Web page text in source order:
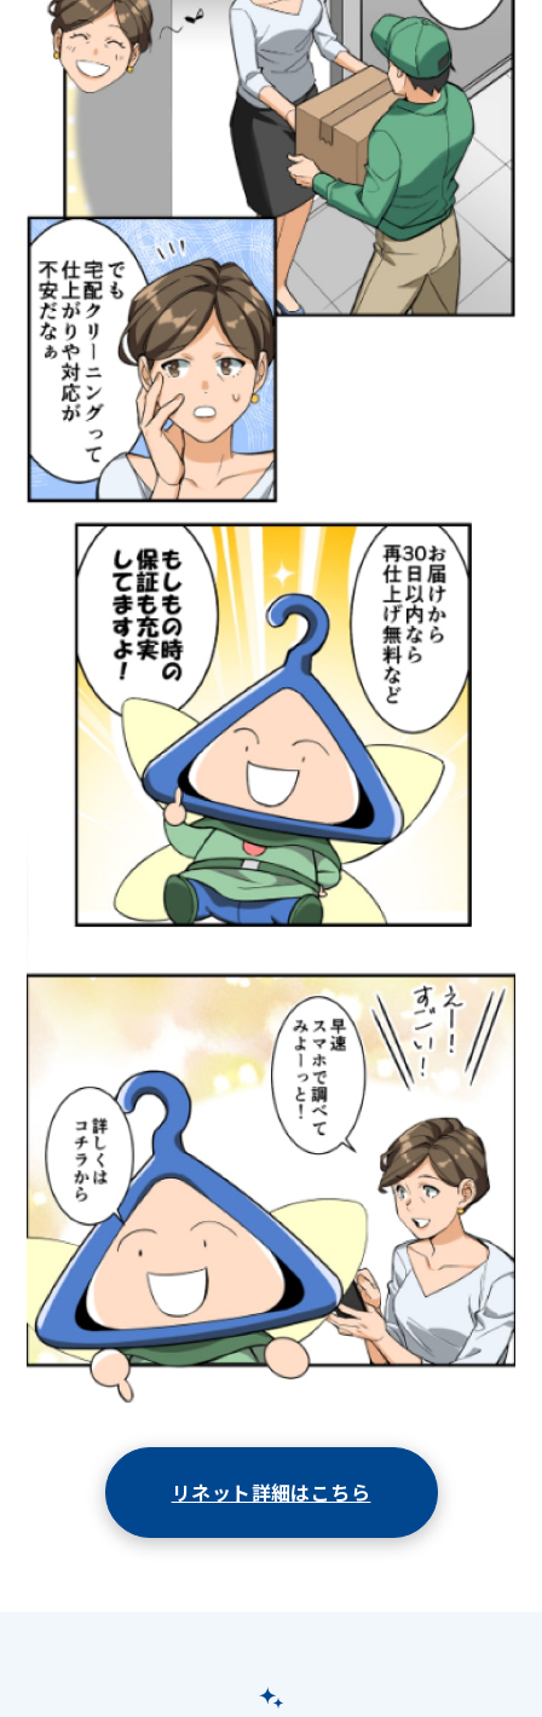
リネット詳細はこちら